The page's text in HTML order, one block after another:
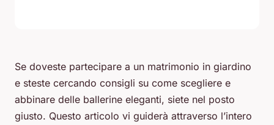
Se doveste partecipare a un matrimonio in giardino
e steste cercando consigli su come scegliere e
abbinare delle ballerine eleganti, siete nel posto
giusto. Questo articolo vi guiderà attraverso l’intero